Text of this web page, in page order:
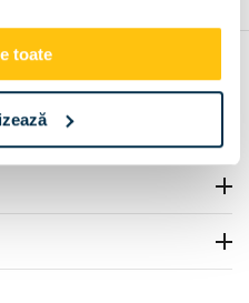
toate